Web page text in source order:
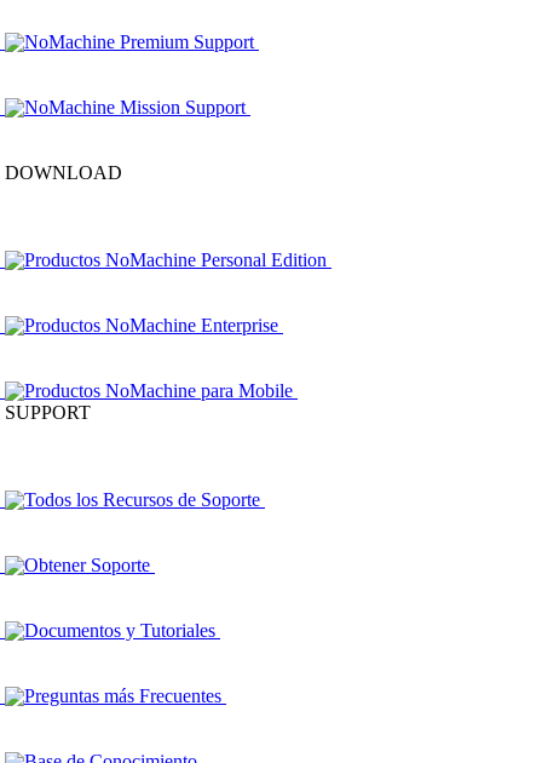
NoMachine Premium Support
NoMachine Mission Support
DOWNLOAD
Productos NoMachine Personal Edition
Productos NoMachine Enterprise
Productos NoMachine para Mobile
SUPPORT
Todos los Recursos de Soporte
Obtener Soporte
Documentos y Tutoriales
Preguntas más Frecuentes